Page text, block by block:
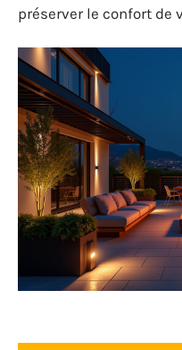
préserver le confort de